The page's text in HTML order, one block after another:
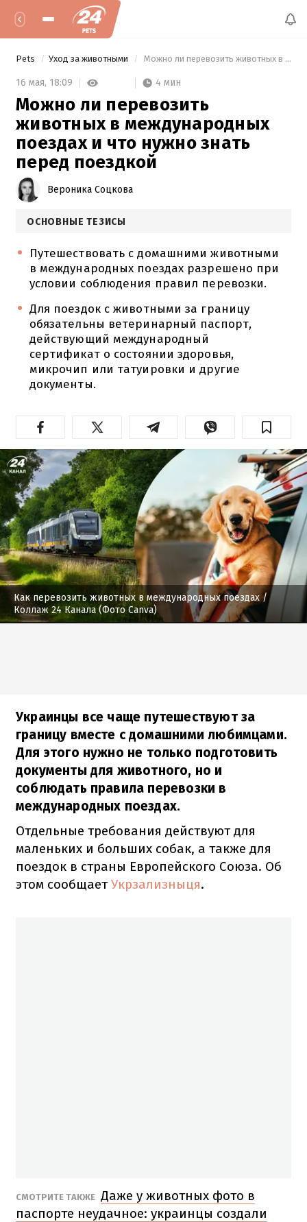
Pets Уход за животными Можно ли перевозить животных в международных поездах и что нужно знать перед поездкой
16 мая, 18:09 4 мин
Можно ли перевозить
животных в международных
поездах и что нужно знать
перед поездкой
Вероника Соцкова
ОСНОВНЫЕ ТЕЗИСЫ
Путешествовать с домашними животными
в международных поездах разрешено при
условии соблюдения правил перевозки.
Для поездок с животными за границу
обязательны ветеринарный паспорт,
действующий международный
сертификат о состоянии здоровья,
микрочип или татуировки и другие
документы.
Как перевозить животных в международных поездах/
Коллаж 24 Канала (Фото Canva)
Украинцы все чаще путешествуют за
границу вместе с домашними любимцами.
Для этого нужно не только подготовить
документы для животного, но и
соблюдать правила перевозки в
международных поездах.
Отдельные требования действуют для
маленьких и больших собак, а также для
поездок в страны Европейского Союза. Об
этом сообщаетУкрзализныця.
СМОТРИТЕ ТАКЖЕ Даже у животных фото в
паспорте неудачное: украинцы создали